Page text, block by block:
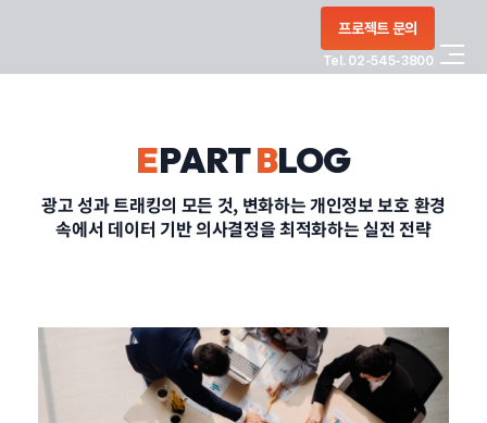
프로젝트 문의
Tel. 02-545-3800
PORTFOLIO
CONTACT
EPARTBLOG
광고 성과 트래킹의 모든 것, 변화하는 개인정보 보호 환경
속에서 데이터 기반 의사결정을 최적화하는 실전 전략